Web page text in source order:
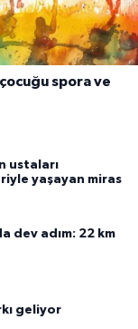
spora ve
ustaları
yaşayan miras
dev adım: 22 km
geliyor